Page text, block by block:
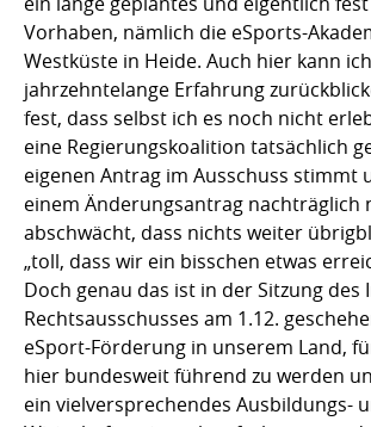
Vorhaben, nämlich die eSports-
Westküste in Heide. Auch hier kann
jahrzehntelange Erfahrung
fest, dass selbst ich es noch nicht
eine Regierungskoalition tatsächlich
eigenen Antrag im Ausschuss stimmt
einem Änderungsantrag nachträglich
abschwächt, dass nichts weiter
„toll, dass wir ein bisschen etwas
Doch genau das ist in der Sitzung des
Rechtsausschusses am 1.12.
eSport-Förderung in unserem Land,
hier bundesweit führend zu werden
ein vielversprechendes Ausbildungs-